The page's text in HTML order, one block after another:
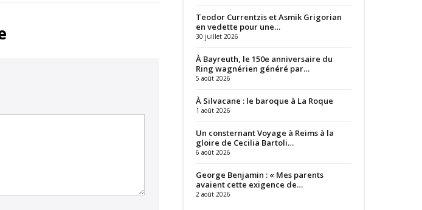
Teodor Currentzis et Asmik Grigorian
en vedette pour une…
30 juillet 2026
À Bayreuth, le 150e anniversaire du
Ring wagnérien généré par…
5 août 2026
À Silvacane : le baroque à La Roque
1 août 2026
Un consternant Voyage à Reims à la
gloire de Cecilia Bartoli…
6 août 2026
George Benjamin : « Mes parents
avaient cette exigence de…
2 août 2026